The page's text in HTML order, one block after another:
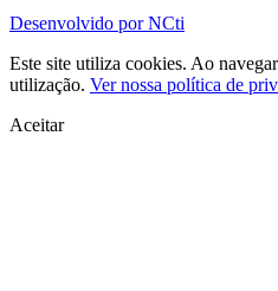
Desenvolvido porNCti
Este site utiliza cookies. Ao
utilização. Ver nossa política de
Aceitar